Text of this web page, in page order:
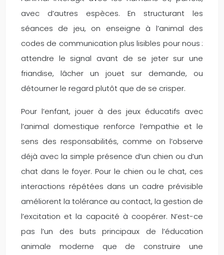
avec d’autres espèces. En structurant les
séances de jeu, on enseigne à l’animal des
codes de communication plus lisibles pour nous :
attendre le signal avant de se jeter sur une
friandise, lâcher un jouet sur demande, ou
détourner le regard plutôt que de se crisper.
Pour l’enfant, jouer à des jeux éducatifs avec
l’animal domestique renforce l’empathie et le
sens des responsabilités, comme on l’observe
déjà avec la simple présence d’un chien ou d’un
chat dans le foyer. Pour le chien ou le chat, ces
interactions répétées dans un cadre prévisible
améliorent la tolérance au contact, la gestion de
l’excitation et la capacité à coopérer. N’est-ce
pas l’un des buts principaux de l’éducation
animale moderne que de construire une